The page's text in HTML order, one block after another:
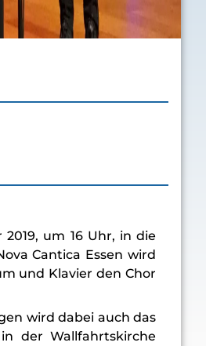
um 16 Uhr, in die
Cantica Essen wird
und Klavier den Chor
wird dabei auch das
der Wallfahrtskirche